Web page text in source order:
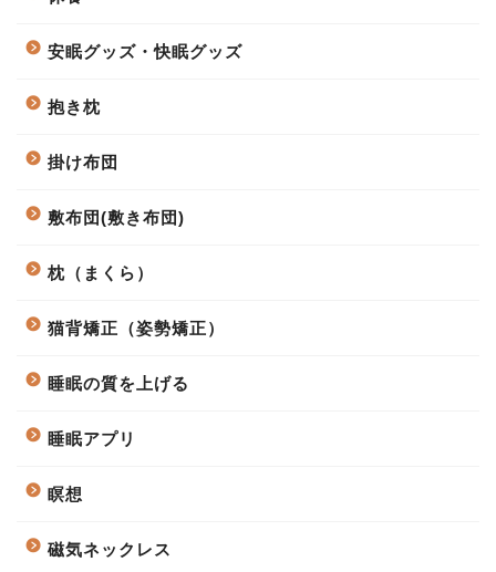
安眠グッズ・快眠グッズ
抱き枕
掛け布団
敷布団(敷き布団)
枕（まくら）
猫背矯正（姿勢矯正）
睡眠の質を上げる
睡眠アプリ
瞑想
磁気ネックレス